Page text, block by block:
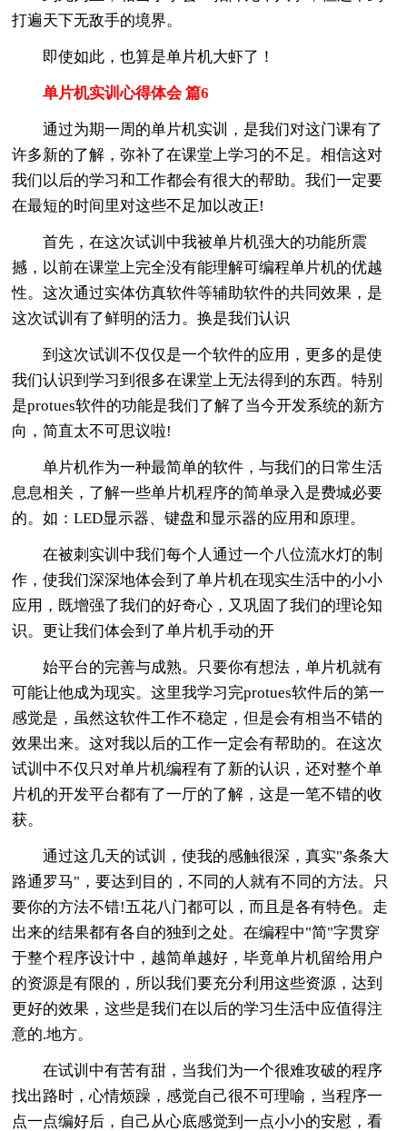
打遍天下无敌手的境界。
即使如此，也算是单片机大虾了！
单片机实训心得体会 篇6
通过为期一周的单片机实训，是我们对这门课有了
许多新的了解，弥补了在课堂上学习的不足。相信这对
我们以后的学习和工作都会有很大的帮助。我们一定要
在最短的时间里对这些不足加以改正!
首先，在这次试训中我被单片机强大的功能所震
撼，以前在课堂上完全没有能理解可编程单片机的优越
性。这次通过实体仿真软件等辅助软件的共同效果，是
这次试训有了鲜明的活力。换是我们认识
到这次试训不仅仅是一个软件的应用，更多的是使
我们认识到学习到很多在课堂上无法得到的东西。特别
是protues软件的功能是我们了解了当今开发系统的新方
向，简直太不可思议啦!
单片机作为一种最简单的软件，与我们的日常生活
息息相关，了解一些单片机程序的简单录入是费城必要
的。如：LED显示器、键盘和显示器的应用和原理。
在被刺实训中我们每个人通过一个八位流水灯的制
作，使我们深深地体会到了单片机在现实生活中的小小
应用，既增强了我们的好奇心，又巩固了我们的理论知
识。更让我们体会到了单片机手动的开
始平台的完善与成熟。只要你有想法，单片机就有
可能让他成为现实。这里我学习完protues软件后的第一
感觉是，虽然这软件工作不稳定，但是会有相当不错的
效果出来。这对我以后的工作一定会有帮助的。在这次
试训中不仅只对单片机编程有了新的认识，还对整个单
片机的开发平台都有了一厅的了解，这是一笔不错的收
获。
通过这几天的试训，使我的感触很深，真实"条条大
路通罗马"，要达到目的，不同的人就有不同的方法。只
要你的方法不错!五花八门都可以，而且是各有特色。走
出来的结果都有各自的独到之处。在编程中"简"字贯穿
于整个程序设计中，越简单越好，毕竟单片机留给用户
的资源是有限的，所以我们要充分利用这些资源，达到
更好的效果，这些是我们在以后的学习生活中应值得注
意的.地方。
在试训中有苦有甜，当我们为一个很难攻破的程序
找出路时，心情烦躁，感觉自己很不可理喻，当程序一
点一点编好后，自己从心底感觉到一点小小的安慰，看